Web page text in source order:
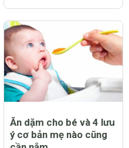
Ăn dặm cho bé và 4 lưu
ý cơ bản mẹ nào cũng